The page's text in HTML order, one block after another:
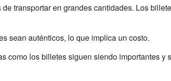
transportar en grandes cantidades. Los
sean auténticos, lo que implica un costo.
como los billetes siguen siendo importantes y